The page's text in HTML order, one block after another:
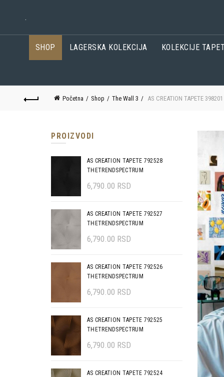
.
SHOP LAGERSKA KOLEKCIJA KOLEKCIJE
Početna Shop The Wall 3 AS CREATION TAPETE
PROIZVODI
AS CREATION TAPETE 792528
THETRENDSPECTRUM
6,790.00 RSD
AS CREATION TAPETE 792527
THETRENDSPECTRUM
6,790.00 RSD
AS CREATION TAPETE 792526
THETRENDSPECTRUM
6,790.00 RSD
AS CREATION TAPETE 792525
THETRENDSPECTRUM
6,790.00 RSD
AS CREATION TAPETE 792524